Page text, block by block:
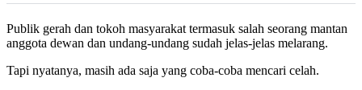
Publik gerah dan tokoh masyarakat termasuk salah seorang mantan
anggota dewan dan undang-undang sudah jelas-jelas melarang.
Tapi nyatanya, masih ada saja yang coba-coba mencari celah.